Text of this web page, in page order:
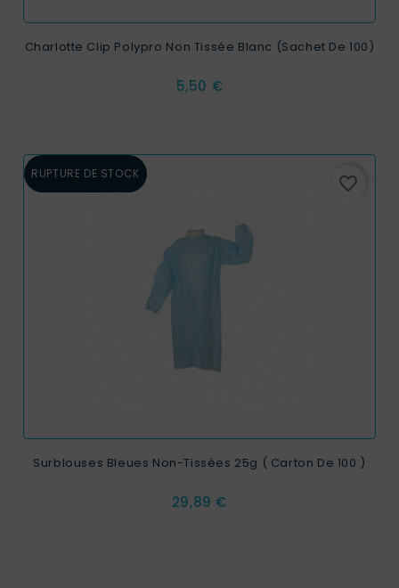
Charlotte Clip Polypro Non Tissée Blanc (sachet De 100)
Prix
5,50 €
RUPTURE DE STOCK favorite_border
Surblouses Bleues Non-Tissées 25g ( Carton De 100 )
Prix
29,89 €